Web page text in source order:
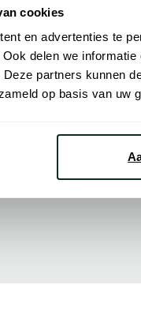
cookies
en advertenties te
delen we
partners kunnen
op basis van uw
colbert van Born With
en 10% nylon biedt dit
is voor de winter. Het is
kleur en fijne textuur.
Maak je klaar om